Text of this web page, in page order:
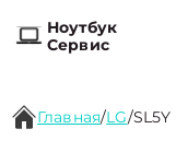
Ноутбук
Сервис
Главная/LG/SL5Y